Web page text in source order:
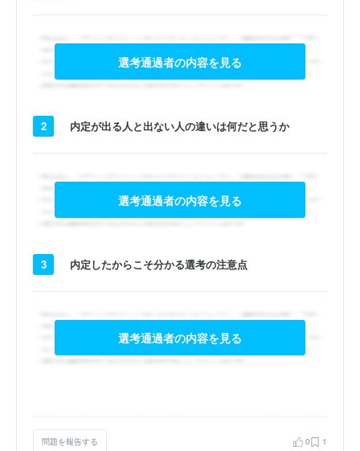
選考通過者の内容を見る
2 内定が出る人と出ない人の違いは何だと思うか
選考通過者の内容を見る
3 内定したからこそ分かる選考の注意点
選考通過者の内容を見る
問題を報告する 0 1